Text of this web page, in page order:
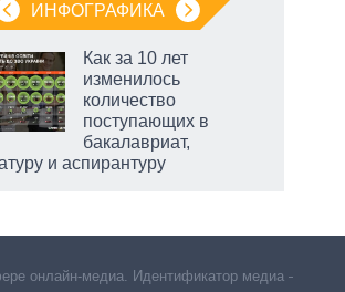
ИНФОГРАФИКА
Как за 10 лет
изменилось
количество
поступающих в
бакалавриат,
и аспирантуру
онлайн-медиа. Идентификатор медиа –